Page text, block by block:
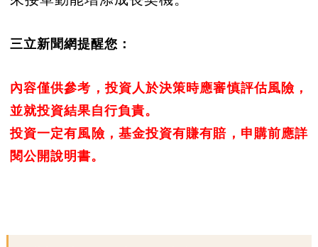
三立新聞網提醒您：
內容僅供參考，投資人於決策時應審慎評估風險，
並就投資結果自行負責。
投資一定有風險，基金投資有賺有賠，申購前應詳
閱公開說明書。